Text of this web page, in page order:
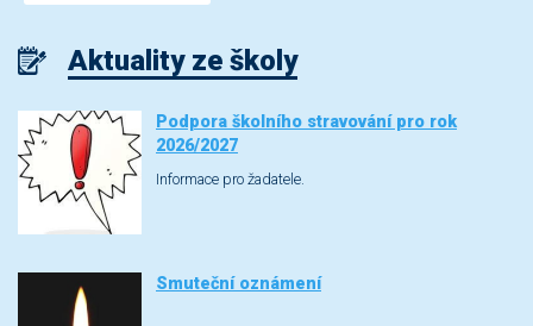
Aktuality ze školy
Podpora školního stravování pro rok
2026/2027
Informace pro žadatele.
Smuteční oznámení